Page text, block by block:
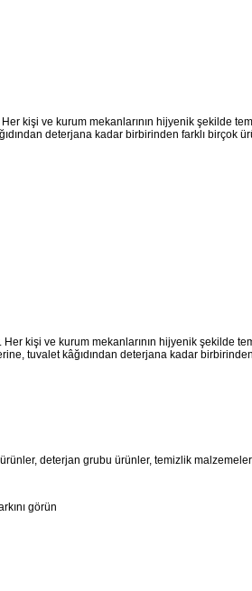
kişi ve kurum mekanlarının hijyenik şekilde
deterjana kadar birbirinden farklı birçok
kişi ve kurum mekanlarının hijyenik şekilde
tuvalet kâğıdından deterjana kadar
deterjan grubu ürünler, temizlik
görün